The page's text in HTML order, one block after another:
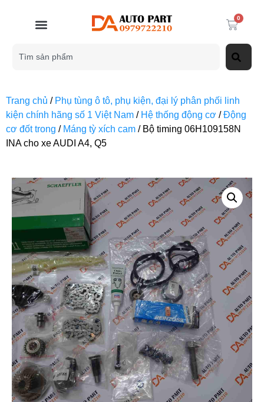
0
Trang chủ / Phụ tùng ô tô, phụ kiện, đại lý phân phối linh
kiện chính hãng số 1 Việt Nam / Hệ thống động cơ /Động
cơ đốt trong / Máng tỳ xích cam / Bộ timing 06H109158N
INA cho xe AUDI A4, Q5